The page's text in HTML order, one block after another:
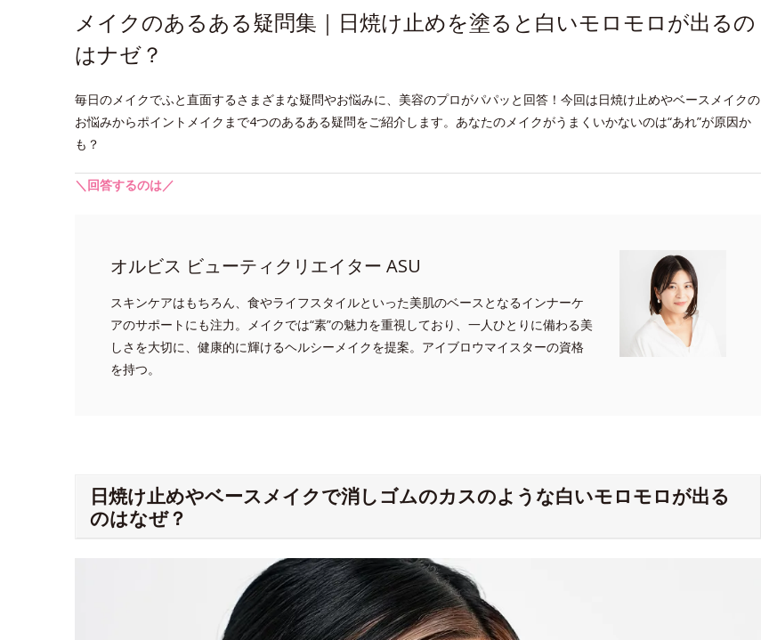
メイクのあるある疑問集｜日焼け止めを塗ると白いモロモロが出るの
はナゼ？
毎日のメイクでふと直面するさまざまな疑問やお悩みに、美容のプロがパパッと回答！今回は日焼け止めやベースメイクの
お悩みからポイントメイクまで4つのあるある疑問をご紹介します。あなたのメイクがうまくいかないのは“あれ”が原因か
も？
＼回答するのは／
オルビス ビューティクリエイター ASU
スキンケアはもちろん、食やライフスタイルといった美肌のベースとなるインナーケ
アのサポートにも注力。メイクでは“素”の魅力を重視しており、一人ひとりに備わる美
しさを大切に、健康的に輝けるヘルシーメイクを提案。アイブロウマイスターの資格
を持つ。
日焼け止めやベースメイクで消しゴムのカスのような白いモロモロが出る
のはなぜ？